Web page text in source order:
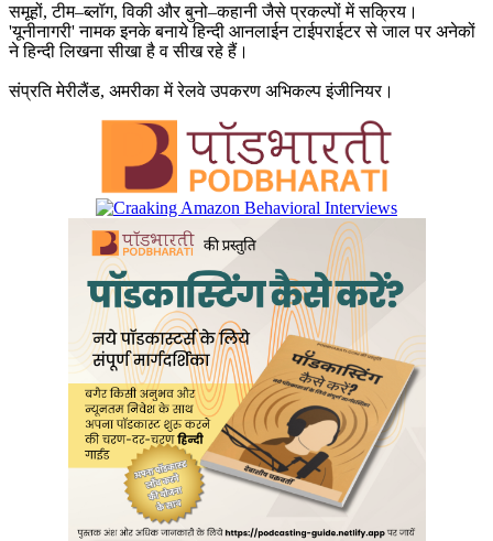
समूहों, टीम–ब्लॉग, विकी और बुनो–कहानी जैसे प्रकल्पों में सक्रिय।
'यूनीनागरी' नामक इनके बनाये हिन्दी आनलाईन टाईपराईटर से जाल पर अनेकों
ने हिन्दी लिखना सीखा है व सीख रहे हैं।
संप्रति मेरीलैंड, अमरीका में रेलवे उपकरण अभिकल्प इंजीनियर।